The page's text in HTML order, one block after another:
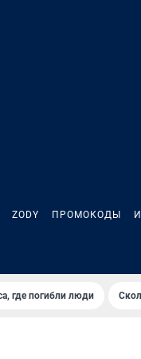
ZODY ПРОМОКОДЫ
где погибли люди